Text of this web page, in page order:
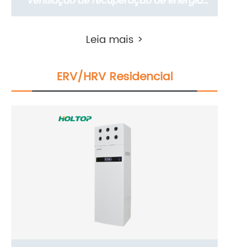
vertical da série de instalação no chão
Leia mais >
ERV/HRV Residencial